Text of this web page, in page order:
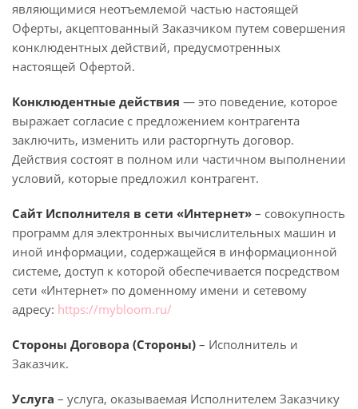
являющимися неотъемлемой частью настоящей
Оферты, акцептованный Заказчиком путем совершения
конклюдентных действий, предусмотренных
настоящей Офертой.
Конклюдентные действия — это поведение, которое
выражает согласие с предложением контрагента
заключить, изменить или расторгнуть договор.
Действия состоят в полном или частичном выполнении
условий, которые предложил контрагент.
Сайт Исполнителя в сети «Интернет» – совокупность
программ для электронных вычислительных машин и
иной информации, содержащейся в информационной
системе, доступ к которой обеспечивается посредством
сети «Интернет» по доменному имени и сетевому
адресу: https://mybloom.ru/
Стороны Договора (Стороны) – Исполнитель и
Заказчик.
Услуга – услуга, оказываемая Исполнителем Заказчику